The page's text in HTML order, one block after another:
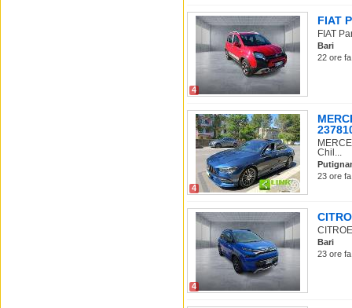
4
FIAT
FIAT
Bari
22 ore
4
Chil...
23 ore
4
Bari
23 ore